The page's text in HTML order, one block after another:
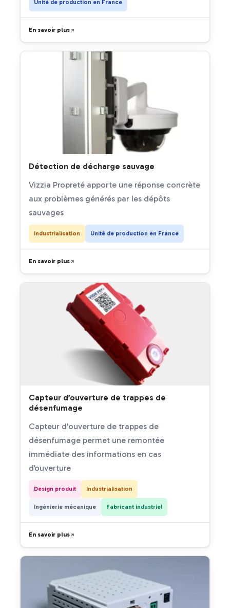
Unité de production en France
En savoir plus
Détection de décharge sauvage
Vizzia Propreté apporte une réponse concrète
aux problèmes générés par les dépôts
sauvages
Industrialisation Unité de production en France
En savoir plus
Capteur d’ouverture de trappes de
désenfumage
Capteur d'ouverture de trappes de
désenfumage permet une remontée
immédiate des informations en cas
d’ouverture
Design produit Industrialisation
Ingénierie mécanique Fabricant industriel
En savoir plus